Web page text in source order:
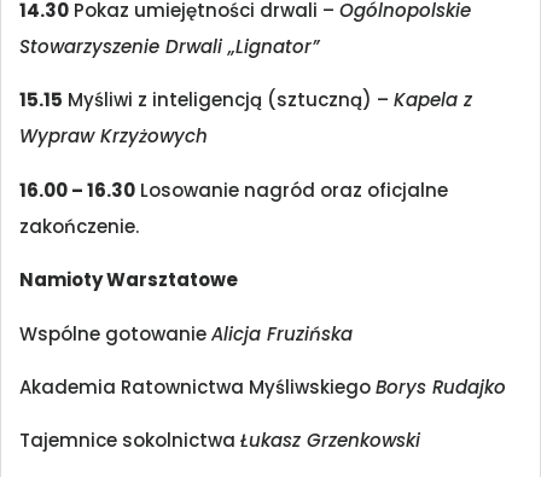
14.30 Pokaz umiejętności drwali – Ogólnopolskie
Stowarzyszenie Drwali „Lignator”
15.15 Myśliwi z inteligencją (sztuczną) – Kapela z
Wypraw Krzyżowych
16.00 – 16.30 Losowanie nagród oraz oficjalne
zakończenie.
Namioty Warsztatowe
Wspólne gotowanieAlicja Fruzińska
Akademia Ratownictwa MyśliwskiegoBorys Rudajko
Tajemnice sokolnictwa Łukasz Grzenkowski